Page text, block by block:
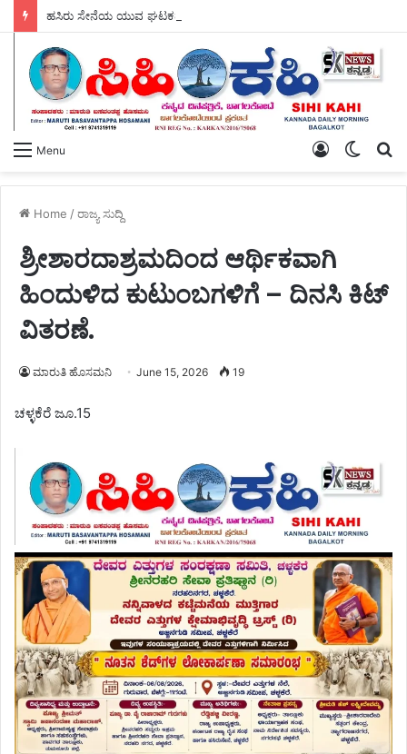
ಹಸಿರು ಸೇನೆಯ ಯುವ ಘಟಕದ ಅಧ್ಯಕ್ಷರಾಗಿ ಪ್ರಶಾಂತ ಭೂಸನೂರ ಆಯ್ಕೆ.
Menu
Switch
Log
Home /ರಾಜ್ಯ ಸುದ್ದಿ
ಶ್ರೀಶಾರದಾಶ್ರಮದಿಂದ ಆರ್ಥಿಕವಾಗಿ
ಹಿಂದುಳಿದ ಕುಟುಂಬಗಳಿಗೆ – ದಿನಸಿ ಕಿಟ್
ವಿತರಣೆ.
ಮಾರುತಿ ಹೊಸಮನಿ June 15, 2026 19
ಚಳ್ಳಕೆರೆ ಜೂ.15